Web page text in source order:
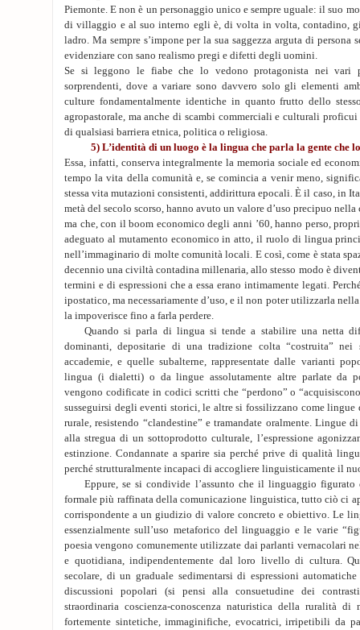
Piemonte. E non è un personaggio unico e sempre uguale: il suo
di villaggio e al suo interno egli è, di volta in volta, contadino,
ladro. Ma sempre s’impone per la sua saggezza arguta di persona
evidenziare con sano realismo pregi e difetti degli uomini.
Se si leggono le fiabe che lo vedono protagonista nei vari
sorprendenti, dove a variare sono davvero solo gli elementi
culture fondamentalmente identiche in quanto frutto dello
agropastorale, ma anche di scambi commerciali e culturali
di qualsiasi barriera etnica, politica o religiosa.
5) L’identità di un luogo è la lingua che parla la gente che
Essa, infatti, conserva integralmente la memoria sociale ed
tempo la vita della comunità e, se comincia a venir meno,
stessa vita mutazioni consistenti, addirittura epocali. È il caso, in
metà del secolo scorso, hanno avuto un valore d’uso precipuo
ma che, con il boom economico degli anni ’60, hanno perso,
adeguato al mutamento economico in atto, il ruolo di lingua
nell’immaginario di molte comunità locali. E così, come è stata
decennio una civiltà contadina millenaria, allo stesso modo è
termini e di espressioni che a essa erano intimamente legati.
ipostatico, ma necessariamente d’uso, e il non poter utilizzarla
la impoverisce fino a farla perdere.
Quando si parla di lingua si tende a stabilire una netta
dominanti, depositarie di una tradizione colta “costruita”
accademie, e quelle subalterne, rappresentate dalle varianti
lingua (i dialetti) o da lingue assolutamente altre parlate da
vengono codificate in codici scritti che “perdono” o
susseguirsi degli eventi storici, le altre si fossilizzano come
rurale, resistendo “clandestine” e tramandate oralmente. Lingue
alla stregua di un sottoprodotto culturale, l’espressione
estinzione. Condannate a sparire sia perché prive di qualità
perché strutturalmente incapaci di accogliere linguisticamente il
Eppure, se si condivide l’assunto che il linguaggio figurato
formale più raffinata della comunicazione linguistica, tutto ciò ci
corrispondente a un giudizio di valore concreto e obiettivo. Le
essenzialmente sull’uso metaforico del linguaggio e le varie
poesia vengono comunemente utilizzate dai parlanti vernacolari
e quotidiana, indipendentemente dal loro livello di cultura.
secolare, di un graduale sedimentarsi di espressioni
discussioni popolari (si pensi alla consuetudine dei
straordinaria coscienza-conoscenza naturistica della ruralità di
fortemente sintetiche, immaginifiche, evocatrici, irripetibili da